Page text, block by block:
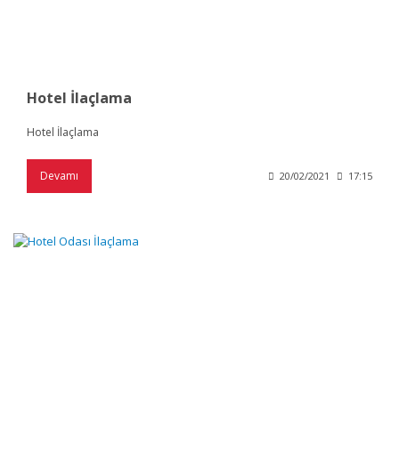
Hotel İlaçlama
Hotel İlaçlama
Devamı 20/02/2021 17:15